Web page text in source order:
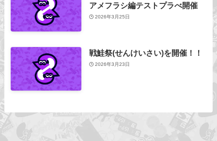
アメフラシ編テストプラべ開催
2026年3月25日
戦鮭祭(せんけいさい)を開催！！
2026年3月23日